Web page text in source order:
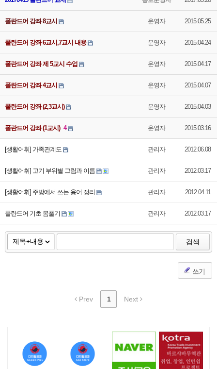
폴란드어 강좌 8교시 운영자 2015.05.25
폴란드어 강좌 6교시,7교시 내용 운영자 2015.04.24
폴란드어 강좌 제 5교시 수업 운영자 2015.04.17
폴란드어 강좌 4교시 운영자 2015.04.07
폴란드어 강좌 (2,3교시) 운영자 2015.04.03
폴란드어 강좌 (1교시) 4 운영자 2015.03.16
[생활어휘] 가족관계도 관리자 2012.06.08
[생활어휘] 고기 부위별 그림과 이름 관리자 2012.03.17
[생활어휘] 주방에서 쓰는 용어 정리 관리자 2012.04.11
폴란드어 기초 몸풀기 관리자 2012.03.17
검색
쓰기
Prev 1 Next